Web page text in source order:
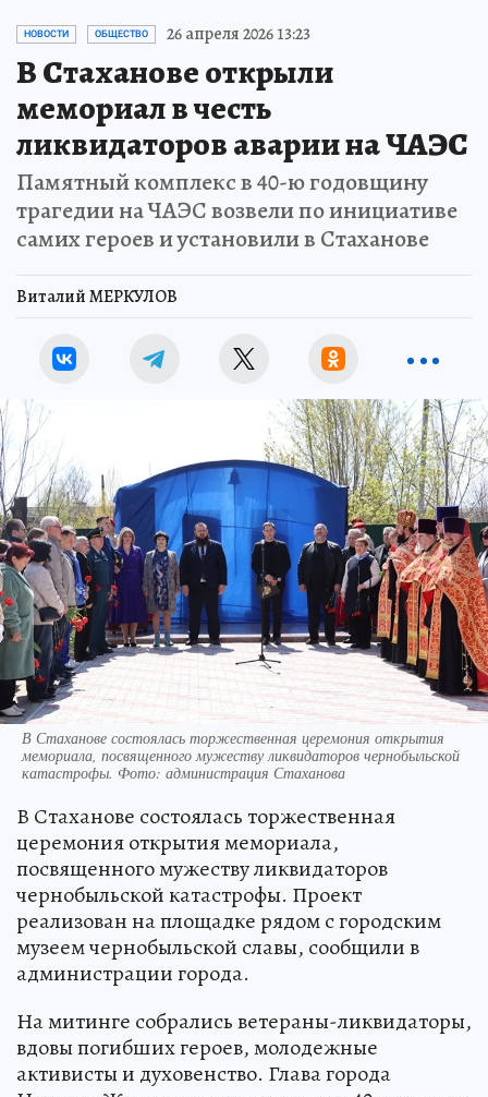
НОВОСТИ ОБЩЕСТВО 26 апреля 2026 13:23
В Стаханове открыли
мемориал в честь
ликвидаторов аварии на ЧАЭС
Памятный комплекс в 40-ю годовщину
трагедии на ЧАЭС возвели по инициативе
самих героев и установили в Стаханове
Виталий МЕРКУЛОВ
В Стаханове состоялась торжественная церемония открытия
мемориала, посвященного мужеству ликвидаторов чернобыльской
катастрофы. Фото: администрация Стаханова
В Стаханове состоялась торжественная
церемония открытия мемориала,
посвященного мужеству ликвидаторов
чернобыльской катастрофы. Проект
реализован на площадке рядом с городским
музеем чернобыльской славы, сообщили в
администрации города.
На митинге собрались ветераны-ликвидаторы,
вдовы погибших героев, молодежные
активисты и духовенство. Глава города